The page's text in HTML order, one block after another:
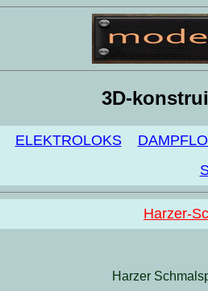
3D-
ELEKTROLOKS
Harzer-
Harzer